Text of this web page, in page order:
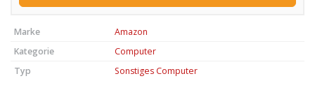
Marke
Amazon
Kategorie
Computer
Typ
Sonstiges Computer